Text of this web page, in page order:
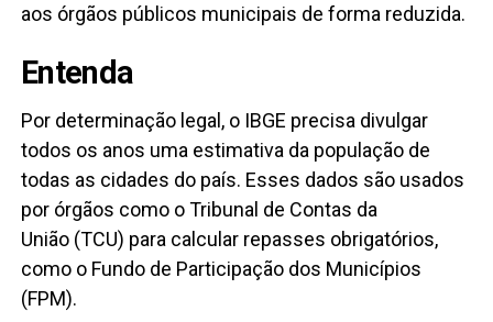
aos órgãos públicos municipais de forma reduzida.
Entenda
Por determinação legal, o IBGE precisa divulgar
todos os anos uma estimativa da população de
todas as cidades do país. Esses dados são usados
por órgãos como o Tribunal de Contas da
União (TCU) para calcular repasses obrigatórios,
como o Fundo de Participação dos Municípios
(FPM).